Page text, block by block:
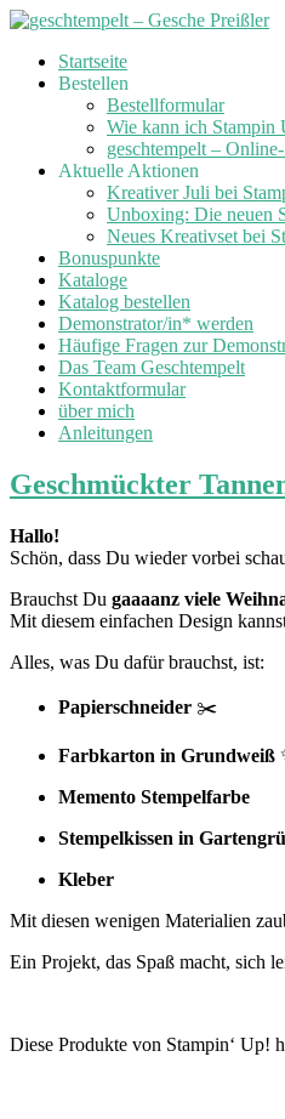
Skip
Startseite
Bestellen
Bestellformular
Wie kann ich Stampin
geschtempelt –
Aktuelle Aktionen
Kreativer Juli bei
Unboxing: Die neuen
Neues Kreativset bei
Bonuspunkte
Kataloge
Katalog bestellen
Demonstrator/in* werden
Häufige Fragen zur
Das Team Geschtempelt
Kontaktformular
über mich
Anleitungen
Geschmückter
Hallo!
Schön, dass Du wieder vorbei
Brauchst Du gaaaanz viele
Mit diesem einfachen Design
Alles, was Du dafür brauchst, ist:
Papierschneider ✂️
Farbkarton in Grundweiß
Memento Stempelfarbe
Stempelkissen in
Kleber
Mit diesen wenigen Materialien
Ein Projekt, das Spaß macht, sich
Diese Produkte von Stampin‘ Up!